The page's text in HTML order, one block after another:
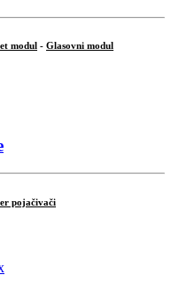
modul - Glasovni modul
pojačivači